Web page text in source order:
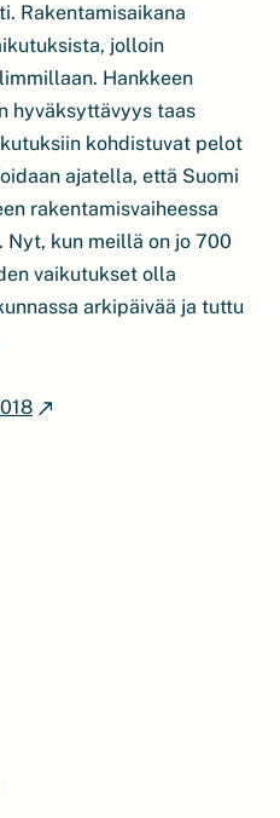
Rakentamisaikana
jolloin
Hankkeen
hyväksyttävyys taas
kohdistuvat pelot
ajatella, että Suomi
rakentamisvaiheessa
Nyt, kun meillä on jo 700
vaikutukset olla
arkipäivää ja tuttu